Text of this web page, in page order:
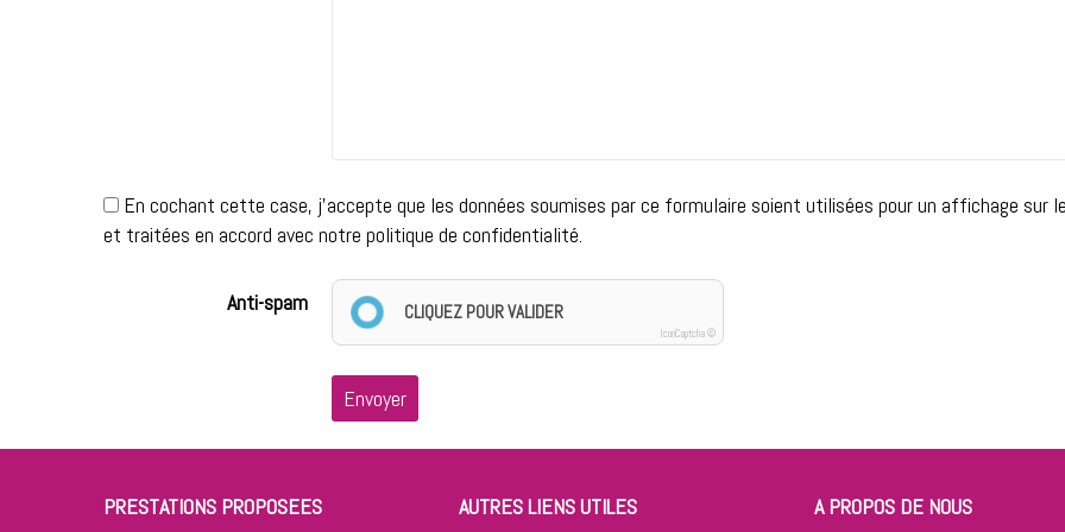
En cochant cette case, j'accepte que les données soumises par ce formulaire soient utilisées pour un affichage sur
et traitées en accord avec notre politique de confidentialité.
Anti-spam CLIQUEZ POUR VALIDER
IconCaptcha ©
Envoyer
PRESTATIONS PROPOSEES AUTRES LIENS UTILES A PROPOS DE NOUS